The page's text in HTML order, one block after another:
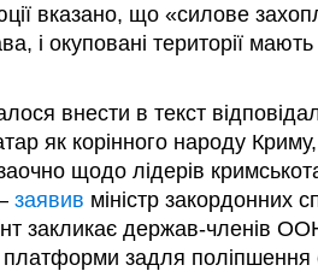
вказано, що «силове
і окуповані території
внести в текст
як корінного народу
щодо лідерів
заявив міністр закордонних
закликає держав-членів
платформи задля поліпшення